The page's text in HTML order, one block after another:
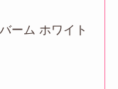
ーム ホワイト